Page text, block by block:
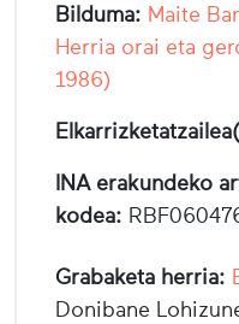
Bilduma: Maite
Herria orai eta
1986)
INA erakundeko
kodea:
Grabaketa herria:
Donibane